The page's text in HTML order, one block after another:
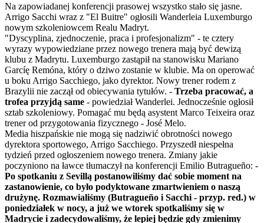
Na zapowiadanej konferencji prasowej wszystko stało się jasne.
Arrigo Sacchi wraz z "El Buitre" ogłosili Wanderleia Luxemburgo
nowym szkoleniowcem Realu Madryt.
"Dyscyplina, zjednoczenie, praca i profesjonalizm" - te cztery
wyrazy wypowiedziane przez nowego trenera mają być dewizą
klubu z Madrytu. Luxemburgo zastąpił na stanowisku Mariano
Garcíę Remóna, który o dziwo zostanie w klubie. Ma on operować
u boku Arrigo Sacchiego, jako dyrektor. Nowy trener rodem z
Brazylii nie zaczął od obiecywania tytułów. - Trzeba pracować, a
trofea przyjdą same - powiedział Wanderlei. Jednocześnie ogłosił
sztab szkoleniowy. Pomagać mu będą asystent Marco Teixeira oraz
trener od przygotowania fizycznego - José Melo.
Media hiszpańskie nie mogą się nadziwić obrotności nowego
dyrektora sportowego, Arrigo Sacchiego. Przyszedł niespełna
tydzień przed ogłoszeniem nowego trenera. Zmiany jakie
poczyniono na ławce tłumaczył na konferencji Emilio Butragueño: -
Po spotkaniu z Sevillą postanowiliśmy dać sobie moment na
zastanowienie, co było podyktowane zmartwieniem o naszą
drużynę. Rozmawialiśmy (Butragueño i Sacchi - przyp. red.) w
poniedziałek w nocy, a już we wtorek spotkaliśmy się w
Madrycie i zadecydowaliśmy, że lepiej będzie gdy zmienimy